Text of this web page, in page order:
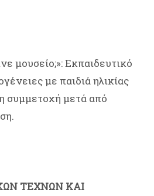
μουσείο;»: Εκπαιδευτικό
με παιδιά ηλικίας
συμμετοχή μετά από
ΤΕΧΝΩΝ ΚΑΙ